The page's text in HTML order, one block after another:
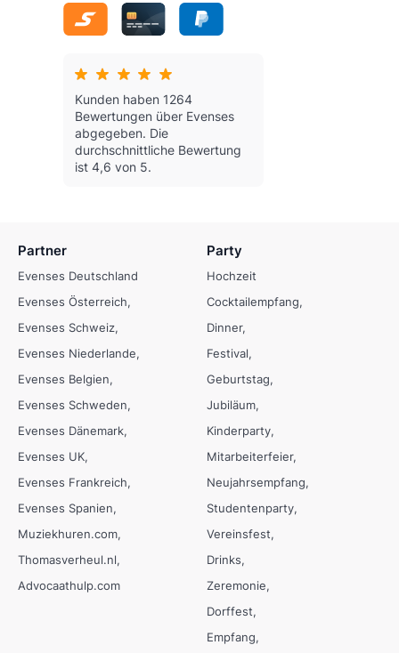
Kunden haben 1264
Bewertungen über Evenses
abgegeben. Die
durchschnittliche Bewertung
ist 4,6 von 5.
Partner
Evenses Deutschland
Evenses Österreich
Evenses Schweiz
Evenses Niederlande
Evenses Belgien
Evenses Schweden
Evenses Dänemark
Evenses UK
Evenses Frankreich
Evenses Spanien
Muziekhuren.com
Thomasverheul.nl
Advocaathulp.com
Party
Hochzeit
Cocktailempfang
Dinner
Festival
Geburtstag
Jubiläum
Kinderparty
Mitarbeiterfeier
Neujahrsempfang
Studentenparty
Vereinsfest
Drinks
Zeremonie
Dorffest
Empfang